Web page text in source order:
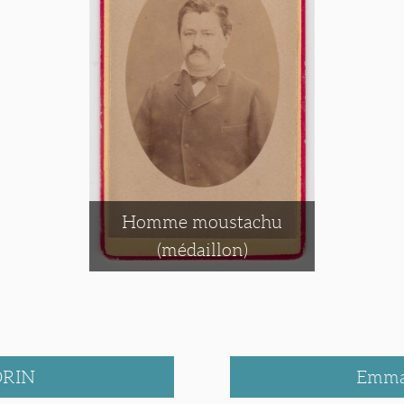
Homme moustachu
(médaillon)